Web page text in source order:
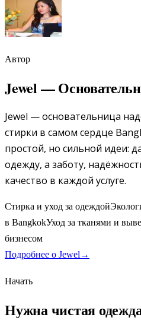
Автор
Jewel —
Jewel — основательница
стирки в самом сердце
простой, но сильной идеи:
одежду, а заботу,
качество в каждой услуге.
Стирка и уход за одеждой
в BangkokУход за тканями и
бизнесом
Подробнее о Jewel →
Начать
Нужна чистая